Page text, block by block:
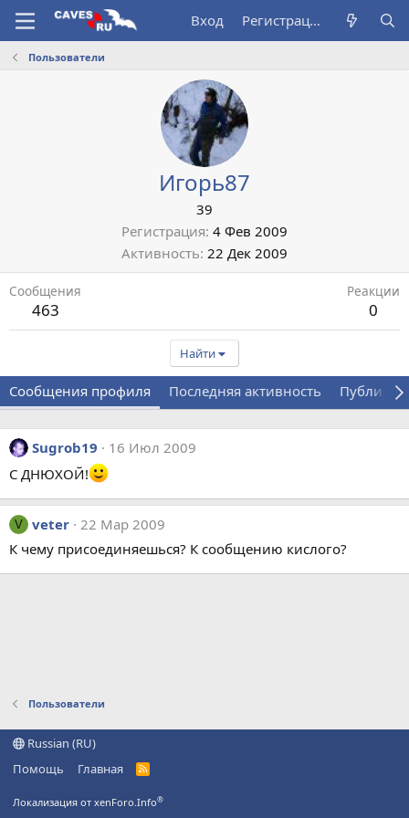
Вход Регистрация
Пользователи
Игорь87
39
Регистрация 4 Фев 2009
Активность 22 Дек 2009
Сообщения
463
Реакции
0
Найти
Сообщения профиля Последняя активность
Sugrob19
16 Июл 2009
С ДНЮХОЙ!
V veter 22 Мар 2009
К чему присоединяешься? К сообщению кислого?
Пользователи
Russian (RU)
Помощь
Главная
R
Локализация от xenForo.Info®